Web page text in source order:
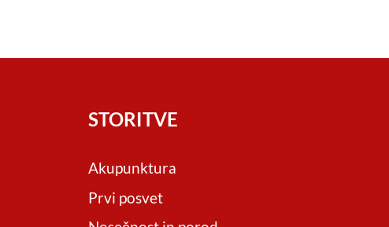
STORITVE
Akupunktura
Prvi posvet